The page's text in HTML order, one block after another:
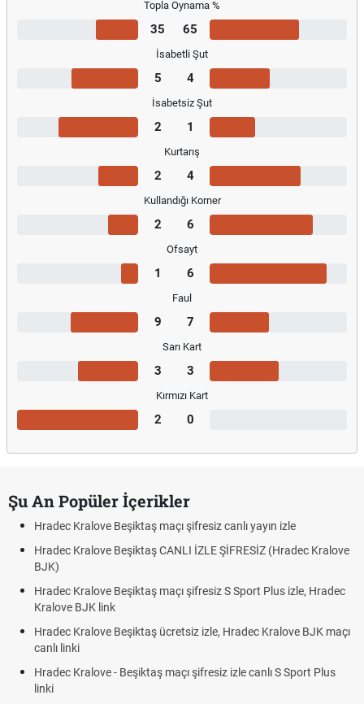
Topla Oynama %
35 65
İsabetli Şut
5 4
İsabetsiz Şut
2 1
Kurtarış
2 4
Kullandığı Korner
2 6
Ofsayt
1 6
Faul
9 7
Sarı Kart
3 3
Kırmızı Kart
2 0
Şu An Popüler İçerikler
Hradec Kralove Beşiktaş maçı şifresiz canlı yayın izle
Hradec Kralove Beşiktaş CANLI İZLE ŞİFRESİZ (Hradec Kralove
BJK)
Hradec Kralove Beşiktaş maçı şifresiz S Sport Plus izle, Hradec
Kralove BJK link
Hradec Kralove Beşiktaş ücretsiz izle, Hradec Kralove BJK maçı
canlı linki
Hradec Kralove - Beşiktaş maçı şifresiz izle canlı S Sport Plus
linki